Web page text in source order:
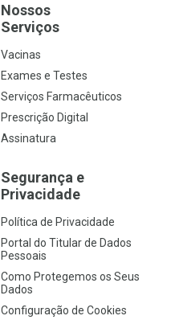
Nossos
Serviços
Vacinas
Exames e Testes
Serviços Farmacêuticos
Prescrição Digital
Assinatura
Segurança e
Privacidade
Política de Privacidade
Portal do Titular de Dados
Pessoais
Como Protegemos os Seus
Dados
Configuração de Cookies